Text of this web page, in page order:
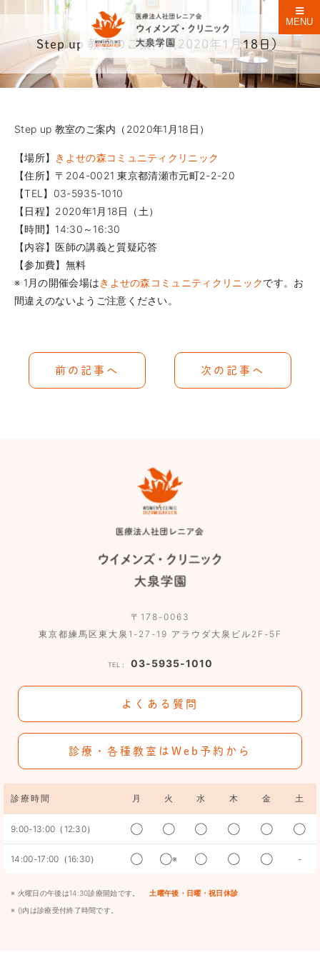
MENU
Step up 教室のご案内（2020年1月18日）
Step up 教室のご案内（2020年1月18日）
【場所】
きよせの森コミュニティクリニック
【住所】〒204-0021 東京都清瀬市元町2-2-20
【TEL】03-5935-1010
【日程】2020年1月18日（土）
【時間】14:30～16:30
【内容】医師の講義と質疑応答
【参加費】無料
※ 1⽉の開催会場はきよせの森コミュニティクリニックです。お
間違えのないようご注意ください。
前の記事へ 次の記事へ
〒178-0063
東京都練馬区東大泉1-27-19 アラウダ大泉ビル2F-5F
TEL： 03-5935-1010
よくある質問
診療・各種教室はWeb予約から
診療時間 月 火 水 木 金 土
9:00-13:00（12:30） ◯ ◯ ◯ ◯ ◯ ◯
14:00-17:00（16:30） ◯ ◯※ ◯ ◯ ◯ -
※ 火曜日の午後は14:30診療開始です。 土曜午後・日曜・祝日休診
※ ()内は診療受付終了時間です。